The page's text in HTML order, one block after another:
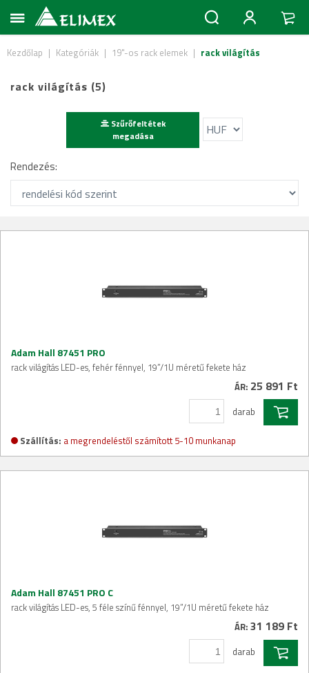
Kezdőlap | Kategóriák | 19"-os rack elemek | rack világítás
rack világítás (5)
Szűrőfeltétek
megadása
Rendezés:
Adam Hall 87451 PRO
rack világítás LED-es, fehér fénnyel, 19”/1U méretű fekete ház
ÁR: 25 891 Ft
darab
Szállítás: a megrendeléstől számított 5-10 munkanap
Adam Hall 87451 PRO C
rack világítás LED-es, 5 féle színű fénnyel, 19”/1U méretű fekete ház
ÁR: 31 189 Ft
darab